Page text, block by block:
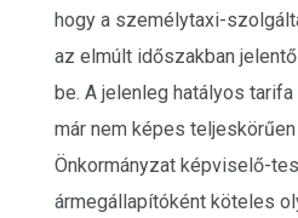
hogy a személytaxi-
az elmúlt időszakban
be. A jelenleg hatályos
már nem képes
Önkormányzat képviselő-
ármegállapítóként köteles